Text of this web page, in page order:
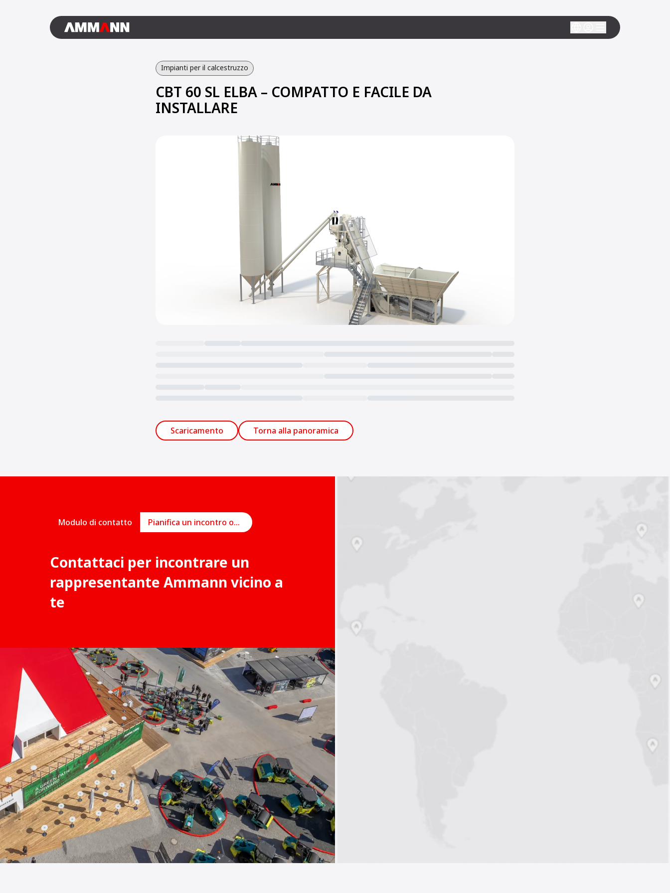
Impianti per il calcestruzzo
CBT 60 SL ELBA – COMPATTO E FACILE DA
INSTALLARE
Scaricamento
Torna alla panoramica
Modulo di contatto Pianifica un incontro online
Contattaci per incontrare un
rappresentante Ammann vicino a
te